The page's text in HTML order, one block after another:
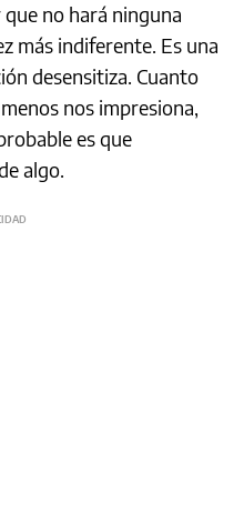
no hará ninguna
más indiferente. Es una
desensitiza. Cuanto
nos impresiona,
es que
algo.